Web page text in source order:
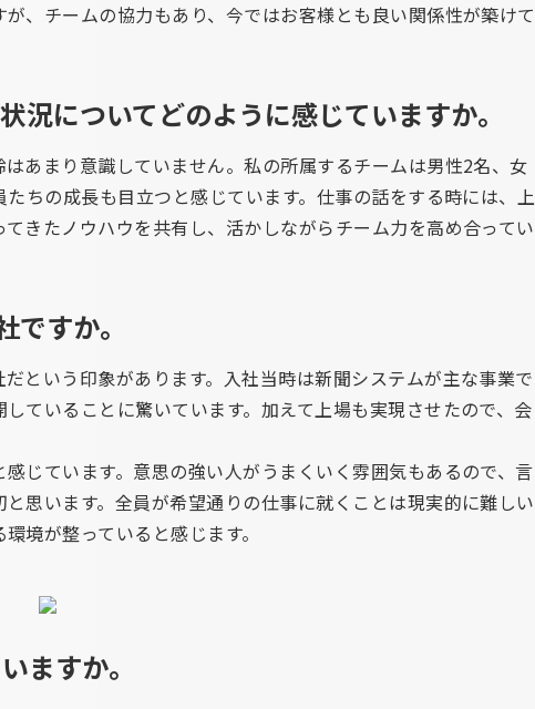
、チームの協力もあり、今ではお客様とも良い関係性が築けて
についてどのように感じていますか。
あまり意識していません。私の所属するチームは男性2名、女
ちの成長も目立つと感じています。仕事の話をする時には、上
きたノウハウを共有し、活かしながらチーム力を高め合ってい
すか。
という印象があります。入社当時は新聞システムが主な事業で
ていることに驚いています。加えて上場も実現させたので、会
じています。意思の強い人がうまくいく雰囲気もあるので、言
思います。全員が希望通りの仕事に就くことは現実的に難しい
境が整っていると感じます。
ますか。